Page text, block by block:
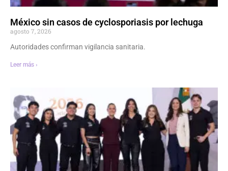
México sin casos de cyclosporiasis por lechuga
agosto 7, 2026
Autoridades confirman vigilancia sanitaria.
Leer más ›